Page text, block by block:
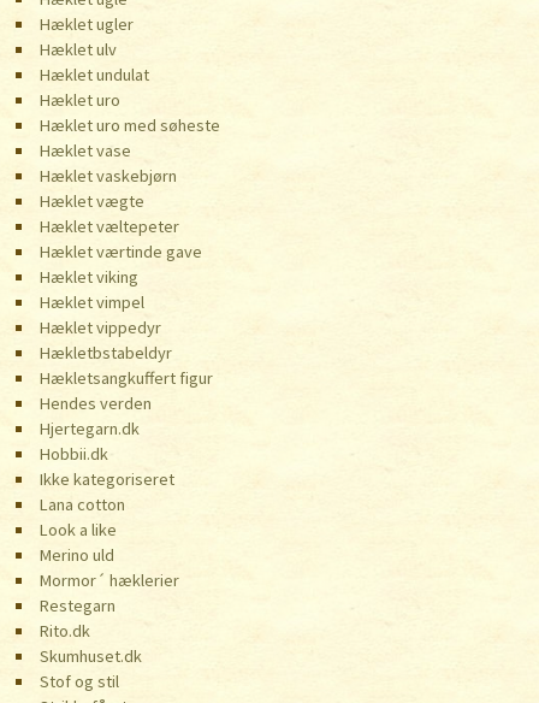
Hæklet ugler
Hæklet ulv
Hæklet undulat
Hæklet uro
Hæklet uro med søheste
Hæklet vase
Hæklet vaskebjørn
Hæklet vægte
Hæklet væltepeter
Hæklet værtinde gave
Hæklet viking
Hæklet vimpel
Hæklet vippedyr
Hækletbstabeldyr
Hækletsangkuffert figur
Hendes verden
Hjertegarn.dk
Hobbii.dk
Ikke kategoriseret
Lana cotton
Look a like
Merino uld
Mormor´ hæklerier
Restegarn
Rito.dk
Skumhuset.dk
Stof og stil